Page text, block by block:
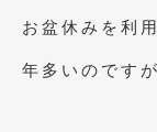
お盆休みを利
年多いのですが